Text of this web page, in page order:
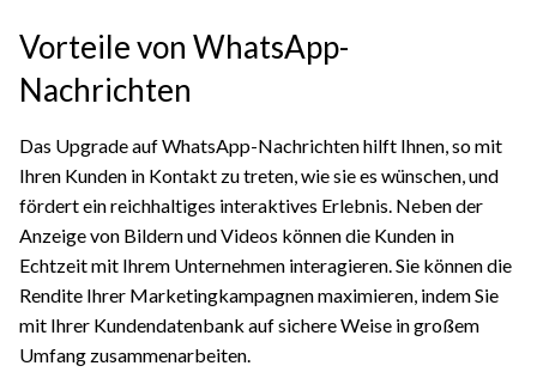
Vorteile von WhatsApp-
Nachrichten
Das Upgrade auf WhatsApp-Nachrichten hilft Ihnen, so mit
Ihren Kunden in Kontakt zu treten, wie sie es wünschen, und
fördert ein reichhaltiges interaktives Erlebnis. Neben der
Anzeige von Bildern und Videos können die Kunden in
Echtzeit mit Ihrem Unternehmen interagieren. Sie können die
Rendite Ihrer Marketingkampagnen maximieren, indem Sie
mit Ihrer Kundendatenbank auf sichere Weise in großem
Umfang zusammenarbeiten.